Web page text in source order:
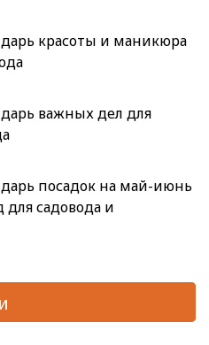
красоты и маникюра
важных дел для
посадок на май-июнь
для садовода и